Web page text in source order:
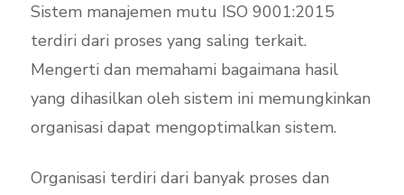
Sistem manajemen mutu ISO 9001:2015
terdiri dari proses yang saling terkait.
Mengerti dan memahami bagaimana hasil
yang dihasilkan oleh sistem ini memungkinkan
organisasi dapat mengoptimalkan sistem.
Organisasi terdiri dari banyak proses dan